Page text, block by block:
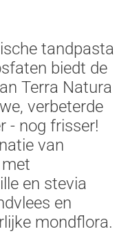
tandpasta
biedt de
Terra Natura
verbeterde
- nog frisser!
van
en stevia
en
mondflora.